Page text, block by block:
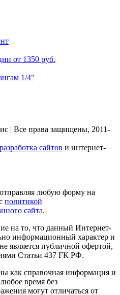
от 1350 руб.
1/4"
| Все права защищены, 2011-
разработка сайтов и интернет-
любую форму на
политикой
сайта.
на то, что данный Интернет-
информационный характер и
является публичной офертой,
Статьи 437 ГК РФ.
как справочная информация и
время без
могут отличаться от